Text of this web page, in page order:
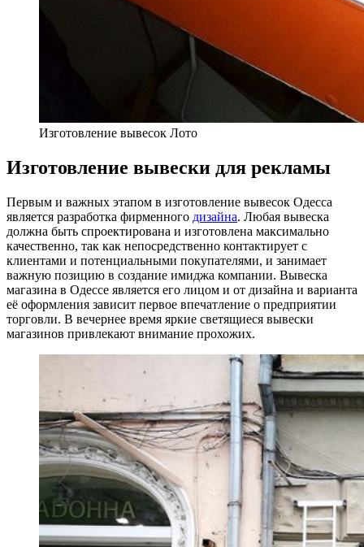
Изготовление вывесок Лото
Изготовление вывески для рекламы
Первым и важных этапом в изготовление вывесок Одесса
является разработка фирменного дизайна. Любая вывеска
должна быть спроектирована и изготовлена максимально
качественно, так как непосредственно контактирует с
клиентами и потенциальными покупателями, и занимает
важную позицию в создание имиджа компании. Вывеска
магазина в Одессе является его лицом и от дизайна и варианта
её оформления зависит первое впечатление о предприятии
торговли. В вечернее время яркие светящиеся вывески
магазинов привлекают внимание прохожих.